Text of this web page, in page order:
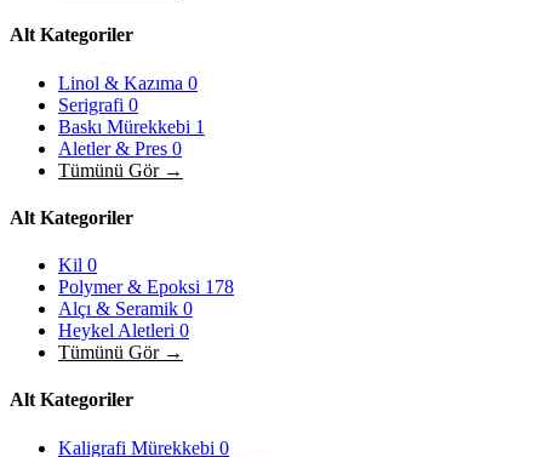
Alt Kategoriler
Linol & Kazıma 0
Serigrafi 0
Baskı Mürekkebi 1
Aletler & Pres 0
Tümünü Gör →
Alt Kategoriler
Kil 0
Polymer & Epoksi 178
Alçı & Seramik 0
Heykel Aletleri 0
Tümünü Gör →
Alt Kategoriler
Kaligrafi Mürekkebi 0